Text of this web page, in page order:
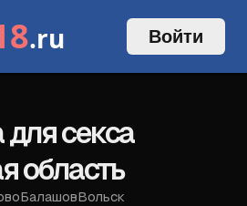
.ru Войти
секса
область
БалашовВольск